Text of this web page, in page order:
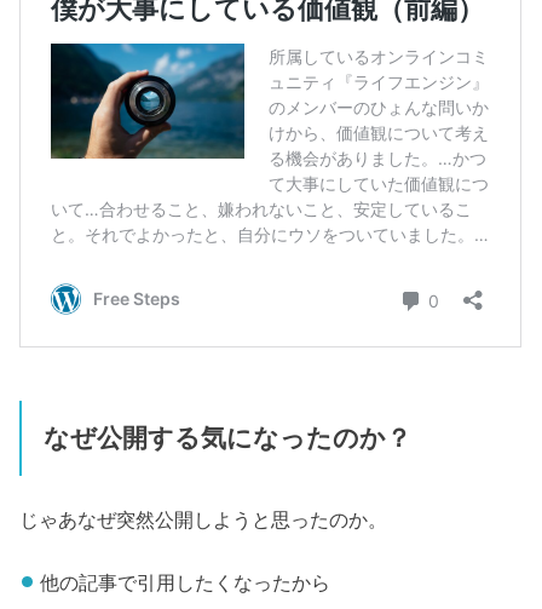
なぜ公開する気になったのか？
じゃあなぜ突然公開しようと思ったのか。
他の記事で引用したくなったから